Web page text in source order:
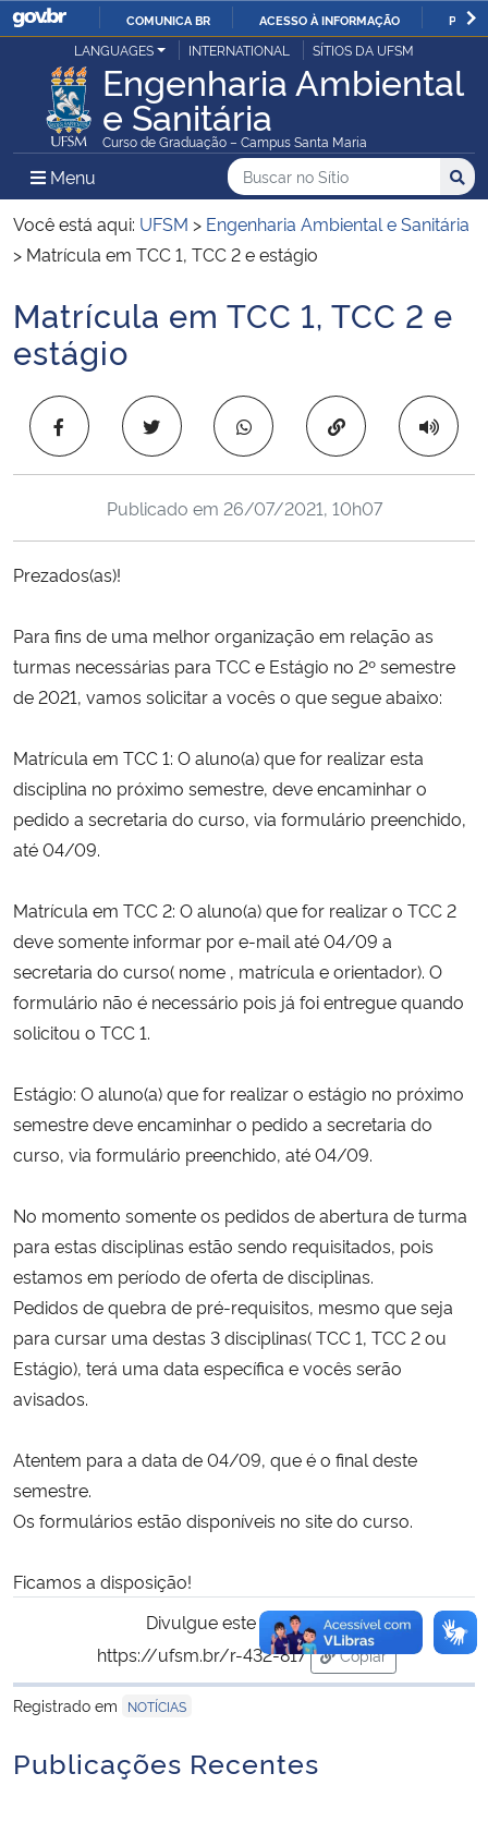
IR
PARA
O
CONTEÚDO
COMUNICA BR ACESSO À INFORMAÇÃO
Ministério da Justiça e Segurança Pública
Ministério da Defesa
Ministério das Relações Exteriores
Ministério da Infraestrutura
Ministério da Educação
Ministério da Cidadania
Ministério da Ciência, Tecnologia, Inovações e Comunicações
Ministério do Turismo
Ministério do Desenvolvimento Regional
Controladoria-Geral da União
Ministério da Mulher, da Família e dos Direitos Humanos
Secretaria-Geral
Secretaria de Governo
Banco Central do Brasil
Planalto
LANGUAGES INTERNATIONAL SÍTIOS DA UFSM
Engenharia Ambiental
e Sanitária
Curso de Graduação – Campus Santa Maria
Menu Menu Principal do Sítio
Busca
Buscar no no Sítio
Busca:
Você está aqui: UFSM > Engenharia Ambiental e Sanitária
> Matrícula em TCC 1, TCC 2 e estágio
Início do conteúdo
Matrícula em TCC 1, TCC 2 e
estágio
Copiar para área
Publicado em 26/07/2021, 10h07
Prezados(as)!
Para fins de uma melhor organização em relação as
turmas necessárias para TCC e Estágio no 2º semestre
de 2021, vamos solicitar a vocês o que segue abaixo:
Matrícula em TCC 1: O aluno(a) que for realizar esta
disciplina no próximo semestre, deve encaminhar o
pedido a secretaria do curso, via formulário preenchido,
até 04/09.
Matrícula em TCC 2: O aluno(a) que for realizar o TCC 2
deve somente informar por e-mail até 04/09 a
secretaria do curso( nome , matrícula e orientador). O
formulário não é necessário pois já foi entregue quando
solicitou o TCC 1.
Estágio: O aluno(a) que for realizar o estágio no próximo
semestre deve encaminhar o pedido a secretaria do
curso, via formulário preenchido, até 04/09.
No momento somente os pedidos de abertura de turma
para estas disciplinas estão sendo requisitados, pois
estamos em período de oferta de disciplinas.
Pedidos de quebra de pré-requisitos, mesmo que seja
para cursar uma destas 3 disciplinas( TCC 1, TCC 2 ou
Estágio), terá uma data específica e vocês serão
avisados.
Atentem para a data de 04/09, que é o final deste
semestre.
Os formulários estão disponíveis no site do curso.
Ficamos a disposição!
Divulgue este conteúdo:
https://ufsm.br/r-432-817
Copiar
para área de
Registrado em
NOTÍCIAS
Publicações Recentes